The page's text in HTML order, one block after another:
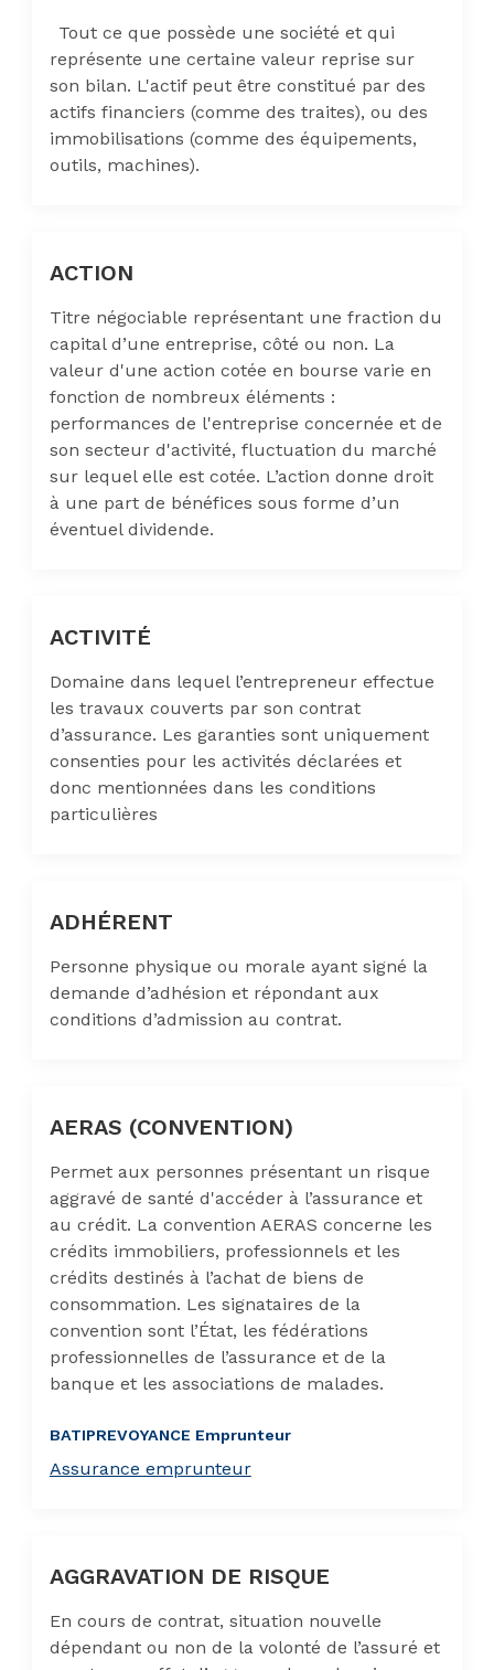
Tout ce que possède une société et qui
représente une certaine valeur reprise sur
son bilan. L'actif peut être constitué par des
actifs financiers (comme des traites), ou des
immobilisations (comme des équipements,
outils, machines).
ACTION
Titre négociable représentant une fraction du
capital d’une entreprise, côté ou non. La
valeur d'une action cotée en bourse varie en
fonction de nombreux éléments :
performances de l'entreprise concernée et de
son secteur d'activité, fluctuation du marché
sur lequel elle est cotée. L’action donne droit
à une part de bénéfices sous forme d’un
éventuel dividende.
ACTIVITÉ
Domaine dans lequel l’entrepreneur effectue
les travaux couverts par son contrat
d’assurance. Les garanties sont uniquement
consenties pour les activités déclarées et
donc mentionnées dans les conditions
particulières
ADHÉRENT
Personne physique ou morale ayant signé la
demande d’adhésion et répondant aux
conditions d’admission au contrat.
AERAS (CONVENTION)
Permet aux personnes présentant un risque
aggravé de santé d'accéder à l’assurance et
au crédit. La convention AERAS concerne les
crédits immobiliers, professionnels et les
crédits destinés à l’achat de biens de
consommation. Les signataires de la
convention sont l’État, les fédérations
professionnelles de l’assurance et de la
banque et les associations de malades.
BATIPREVOYANCE Emprunteur
Assurance emprunteur
AGGRAVATION DE RISQUE
En cours de contrat, situation nouvelle
dépendant ou non de la volonté de l’assuré et